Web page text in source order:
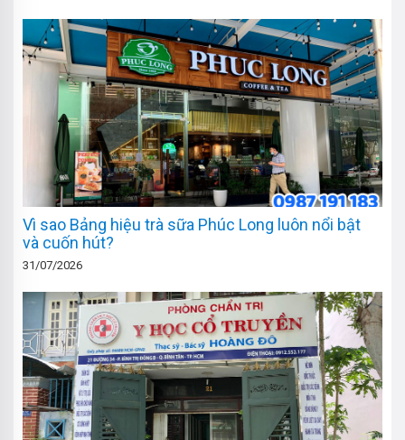
Vì sao Bảng hiệu trà sữa Phúc Long luôn nổi bật
và cuốn hút?
31/07/2026